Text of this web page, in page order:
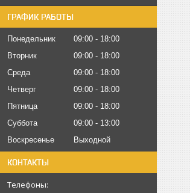
ГРАФИК РАБОТЫ
Понедельник 09:00
18:00
Вторник
09:00
18:00
Среда
09:00
18:00
Четверг
09:00
18:00
Пятница
09:00
18:00
Суббота
09:00
13:00
Воскресенье
Выходной
КОНТАКТЫ